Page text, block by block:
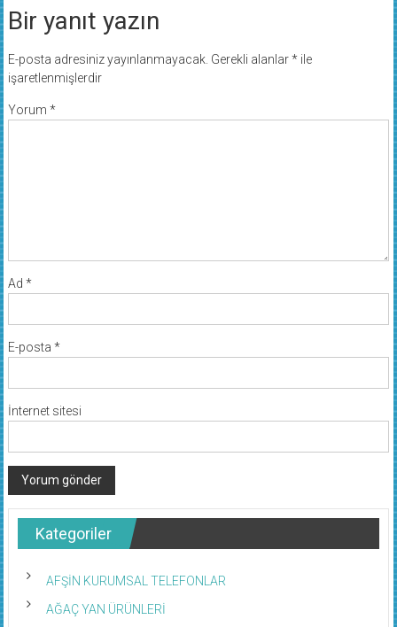
Bir yanıt yazın
E-posta adresiniz yayınlanmayacak. Gerekli alanlar*ile
işaretlenmişlerdir
Yorum *
Ad *
E-posta *
İnternet sitesi
Kategoriler
AFŞİN KURUMSAL TELEFONLAR
AĞAÇ YAN ÜRÜNLERİ